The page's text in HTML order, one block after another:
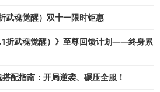
武魂觉醒）双十一限时钜惠
折武魂觉醒）》至尊回馈计划——终身累
配指南：开局逆袭、碾压全服！